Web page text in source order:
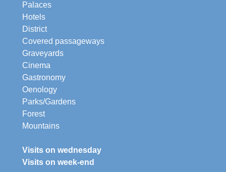
Palaces
Hotels
District
Covered passageways
Graveyards
Cinema
Gastronomy
Oenology
Parks/Gardens
Forest
Mountains
Visits on wednesday
Visits on week-end